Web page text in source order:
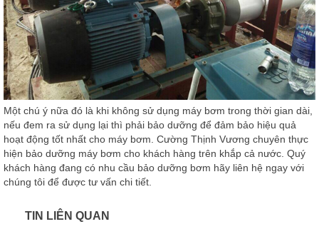
Một chú ý nữa đó là khi không sử dụng máy bơm trong thời gian dài,
nếu đem ra sử dụng lại thì phải bảo dưỡng để đảm bảo hiệu quả
hoạt động tốt nhất cho máy bơm. Cường Thịnh Vương chuyên thực
hiện bảo dưỡng máy bơm cho khách hàng trên khắp cả nước. Quý
khách hàng đang có nhu cầu bảo dưỡng bơm hãy liên hệ ngay với
chúng tôi để được tư vấn chi tiết.
TIN LIÊN QUAN